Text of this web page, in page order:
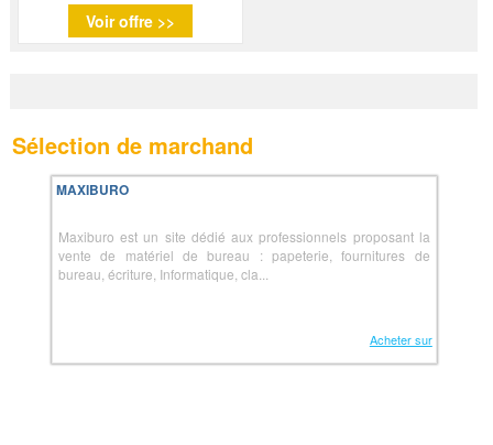
Voir offre >>
Sélection de marchand
MAXIBURO
Maxiburo est un site dédié aux professionnels proposant la
vente de matériel de bureau : papeterie, fournitures de
bureau, écriture, Informatique, cla...
Acheter sur